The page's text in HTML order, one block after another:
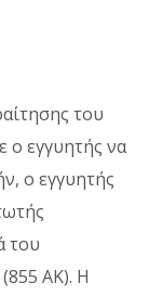
του
ο εγγυητής να
ο εγγυητής
του
ΑΚ). Η